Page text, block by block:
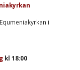
i
kl 18:00